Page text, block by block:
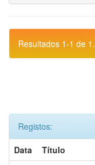
Resultados 1-1 de 1.
Registos:
Data
Título